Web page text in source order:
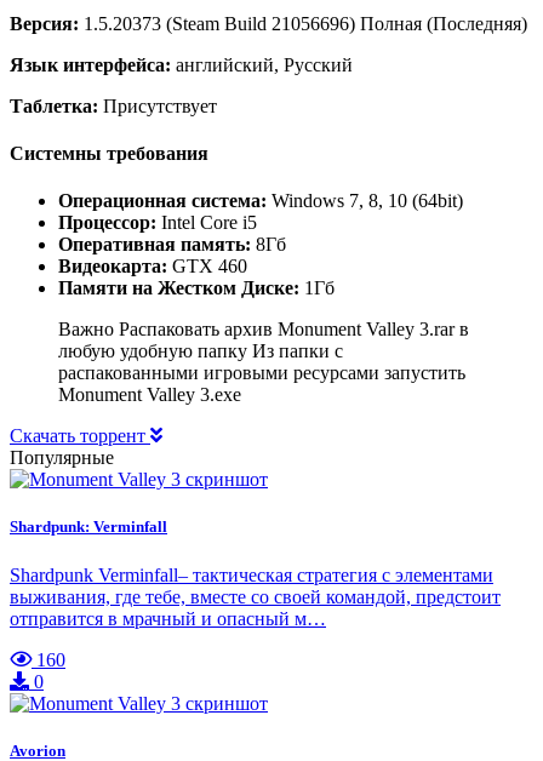
Версия: 1.5.20373 (Steam Build 21056696) Полная (Последняя)
Язык интерфейса: английский, Русский
Таблетка: Присутствует
Системны требования
Операционная система: Windows 7, 8, 10 (64bit)
Процессор: Intel Core i5
Оперативная память: 8Гб
Видеокарта: GTX 460
Памяти на Жестком Диске: 1Гб
Важно Распаковать архив Monument Valley 3.rar в
любую удобную папку Из папки с
распакованными игровыми ресурсами запустить
Monument Valley 3.exe
Скачать торрент
Популярные
Shardpunk: Verminfall
Shardpunk Verminfall– тактическая стратегия с элементами
выживания, где тебе, вместе со своей командой, предстоит
отправится в мрачный и опасный м…
160
0
Avorion